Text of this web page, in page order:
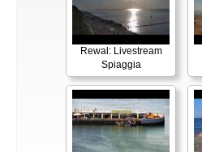
Rewal: Livestream
Spiaggia